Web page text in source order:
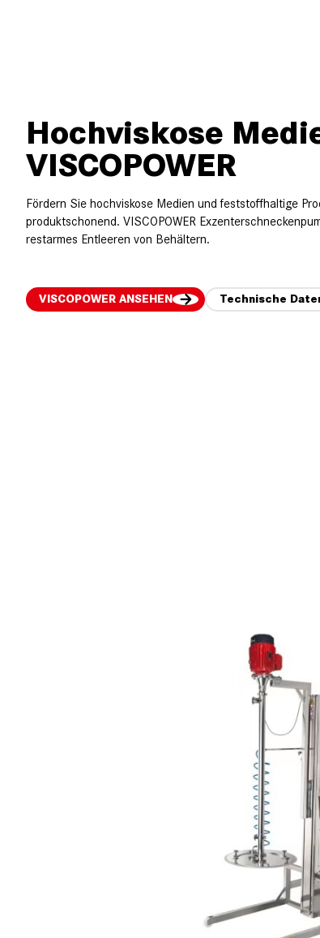
Hochviskose
VISCOPOWER
Fördern Sie hochviskose Medien und feststoffhaltige
produktschonend. VISCOPOWER
restarmes Entleeren von Behältern.
VISCOPOWER ANSEHEN Technische